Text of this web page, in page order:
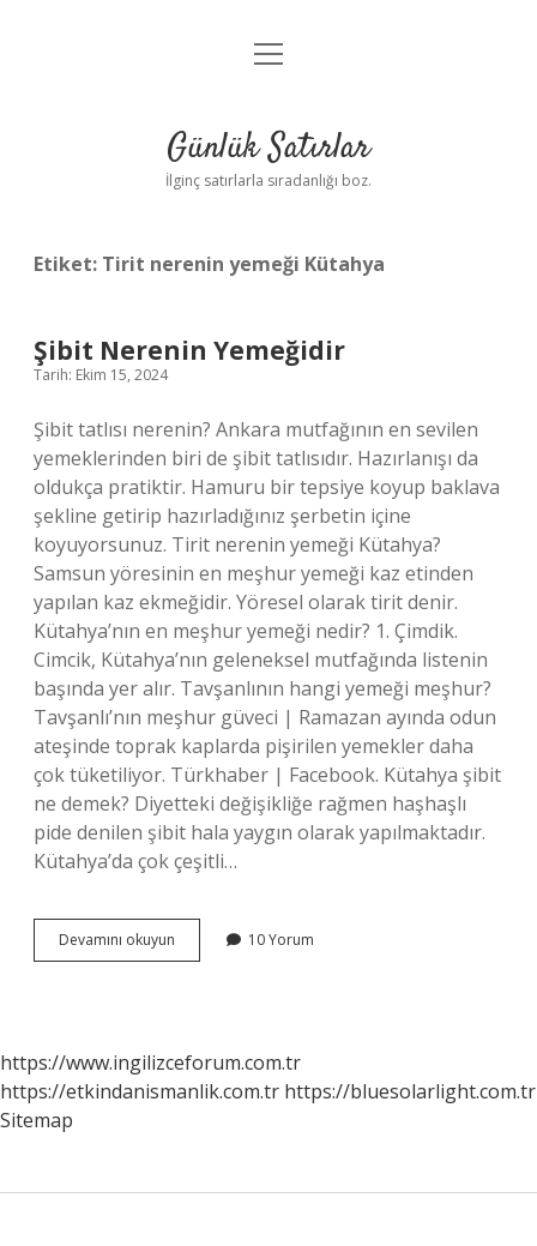
Anasayfa
Yasal Uyarı
menüyü
Günlük Satırlar
İlginç satırlarla sıradanlığı boz.
Etiket: Tirit nerenin yemeği Kütahya
Şibit Nerenin Yemeğidir
Tarih: Ekim 15, 2024
Şibit tatlısı nerenin? Ankara mutfağının en sevilen
yemeklerinden biri de şibit tatlısıdır. Hazırlanışı da
oldukça pratiktir. Hamuru bir tepsiye koyup baklava
şekline getirip hazırladığınız şerbetin içine
koyuyorsunuz. Tirit nerenin yemeği Kütahya?
Samsun yöresinin en meşhur yemeği kaz etinden
yapılan kaz ekmeğidir. Yöresel olarak tirit denir.
Kütahya’nın en meşhur yemeği nedir? 1. Çimdik.
Cimcik, Kütahya’nın geleneksel mutfağında listenin
başında yer alır. Tavşanlının hangi yemeği meşhur?
Tavşanlı’nın meşhur güveci | Ramazan ayında odun
ateşinde toprak kaplarda pişirilen yemekler daha
çok tüketiliyor. Türkhaber | Facebook. Kütahya şibit
ne demek? Diyetteki değişikliğe rağmen haşhaşlı
pide denilen şibit hala yaygın olarak yapılmaktadır.
Kütahya’da çok çeşitli…
Devamını okuyun
Nerenin
10 Yorum
https://www.ingilizceforum.com.tr
https://etkindanismanlik.com.tr https://bluesolarlight.com.tr
Sitemap